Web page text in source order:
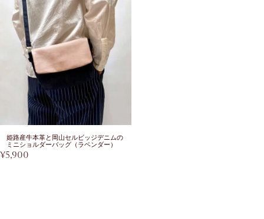
姫路産牛本革と岡山セルビッジデニムの
ミニショルダーバッグ（ラベンダー）
¥5,900